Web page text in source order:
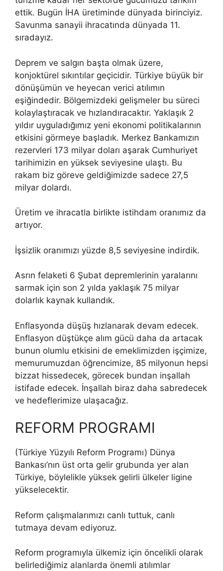
ettik. Bugün İHA üretiminde dünyada birinciyiz.
Savunma sanayii ihracatında dünyada 11.
sıradayız.
Deprem ve salgın başta olmak üzere,
konjoktürel sıkıntılar geçicidir. Türkiye büyük bir
dönüşümün ve heyecan verici atılımın
eşiğindedir. Bölgemizdeki gelişmeler bu süreci
kolaylaştıracak ve hızlandıracaktır. Yaklaşık 2
yıldır uyguladığımız yeni ekonomi politikalarının
etkisini görmeye başladık. Merkez Bankamızın
rezervleri 173 milyar doları aşarak Cumhuriyet
tarihimizin en yüksek seviyesine ulaştı. Bu
rakam biz göreve geldiğimizde sadece 27,5
milyar dolardı.
Üretim ve ihracatla birlikte istihdam oranımız da
artıyor.
İşsizlik oranımızı yüzde 8,5 seviyesine indirdik.
Asrın felaketi 6 Şubat depremlerinin yaralarını
sarmak için son 2 yılda yaklaşık 75 milyar
dolarlık kaynak kullandık.
Enflasyonda düşüş hızlanarak devam edecek.
Enflasyon düştükçe alım gücü daha da artacak
bunun olumlu etkisini de emeklimizden işçimize,
memurumuzdan öğrencimize, 85 milyonun hepsi
bizzat hissedecek, görecek bundan inşallah
istifade edecek. İnşallah biraz daha sabredecek
ve hedeflerimize ulaşacağız.
REFORM PROGRAMI
(Türkiye Yüzyılı Reform Programı) Dünya
Bankası’nın üst orta gelir grubunda yer alan
Türkiye, böylelikle yüksek gelirli ülkeler ligine
yükselecektir.
Reform çalışmalarımızı canlı tuttuk, canlı
tutmaya devam ediyoruz.
Reform programıyla ülkemiz için öncelikli olarak
belirlediğimiz alanlarda önemli atılımlar